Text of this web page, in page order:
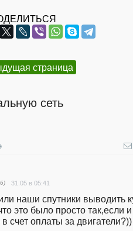
страница
сеть
31.05 в 05:41
наши спутники выводить
это было просто так,если и
счет оплаты за двигатели?))